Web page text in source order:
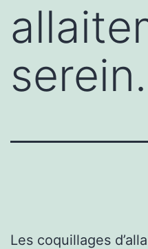
serein.
Les coquillages